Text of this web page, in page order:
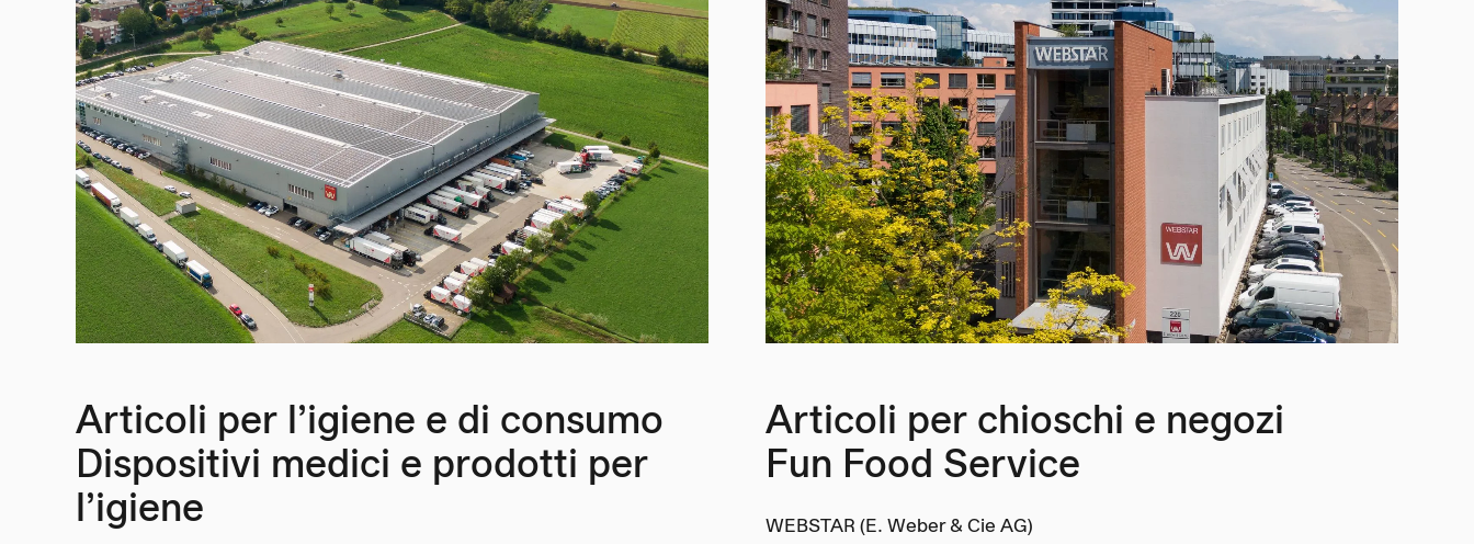
Articoli per l’igiene e di consumo
Dispositivi medici e prodotti per
l’igiene
Articoli per chioschi e negozi
Fun Food Service
WEBSTAR (E. Weber & Cie AG)